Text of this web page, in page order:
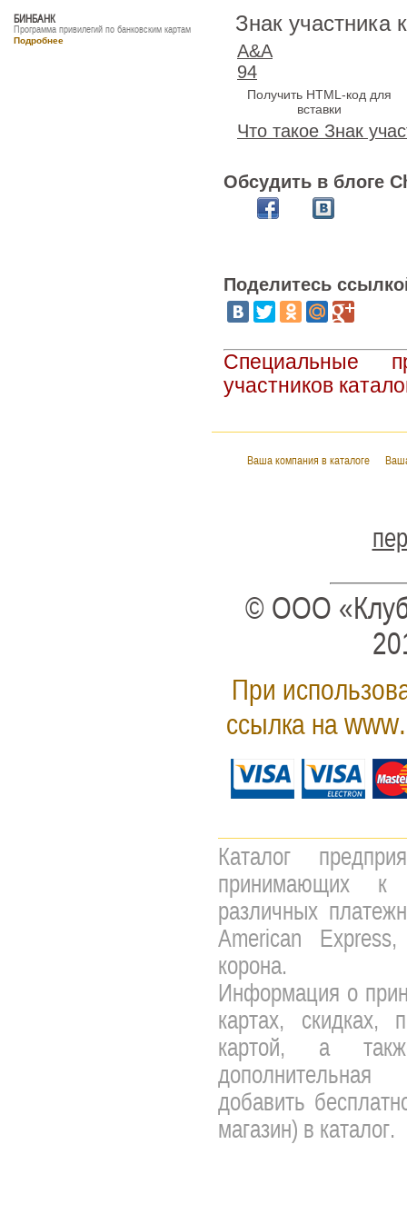
БИНБАНК
Программа привилегий по банковским картам
Подробнее
Знак участника
A&A
94
Получить HTML-код для
вставки
Что такое Знак
Обсудить в блоге
Поделитесь
Специальные
участников
Ваша компания в каталоге
© ООО
При
ссылка на
Каталог
принимающих к
различных
American
корона.
Информация о
картах, скидках,
картой, а
добавить
магазин) в каталог.